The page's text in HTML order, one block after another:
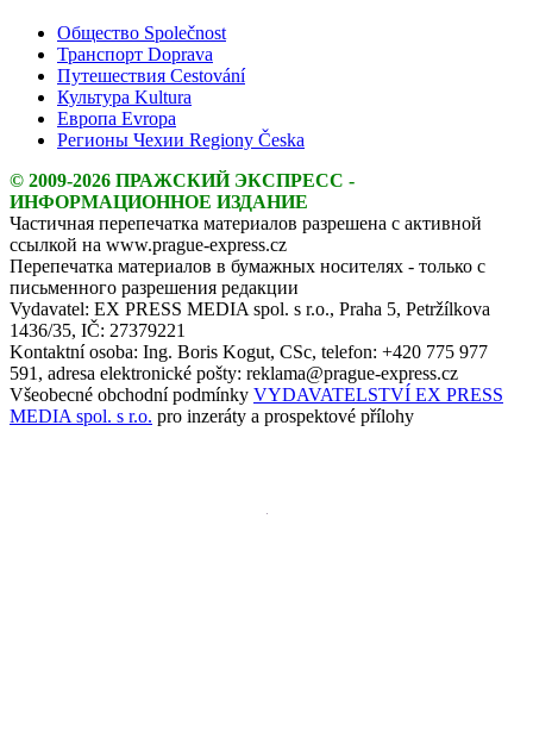
Общество Společnost
Транспорт Doprava
Путешествия Cestování
Культура Kultura
Европа Evropa
Регионы Чехии Regiony Česka
© 2009-2026 ПРАЖСКИЙ ЭКСПРЕСС -
ИНФОРМАЦИОННОЕ ИЗДАНИЕ
Частичная перепечатка материалов разрешена с активной
ссылкой на www.prague-express.cz
Перепечатка материалов в бумажных носителях - только с
письменного разрешения редакции
Vydavatel: EX PRESS MEDIA spol. s r.o., Praha 5, Petržílkova
1436/35, IČ: 27379221
Kontaktní osoba: Ing. Boris Kogut, CSc, telefon: +420 775 977
591, adresa elektronické pošty: reklama@prague-express.cz
Všeobecné obchodní podmínky VYDAVATELSTVÍ EX PRESS
MEDIA spol. s r.o. pro inzeráty a prospektové přílohy